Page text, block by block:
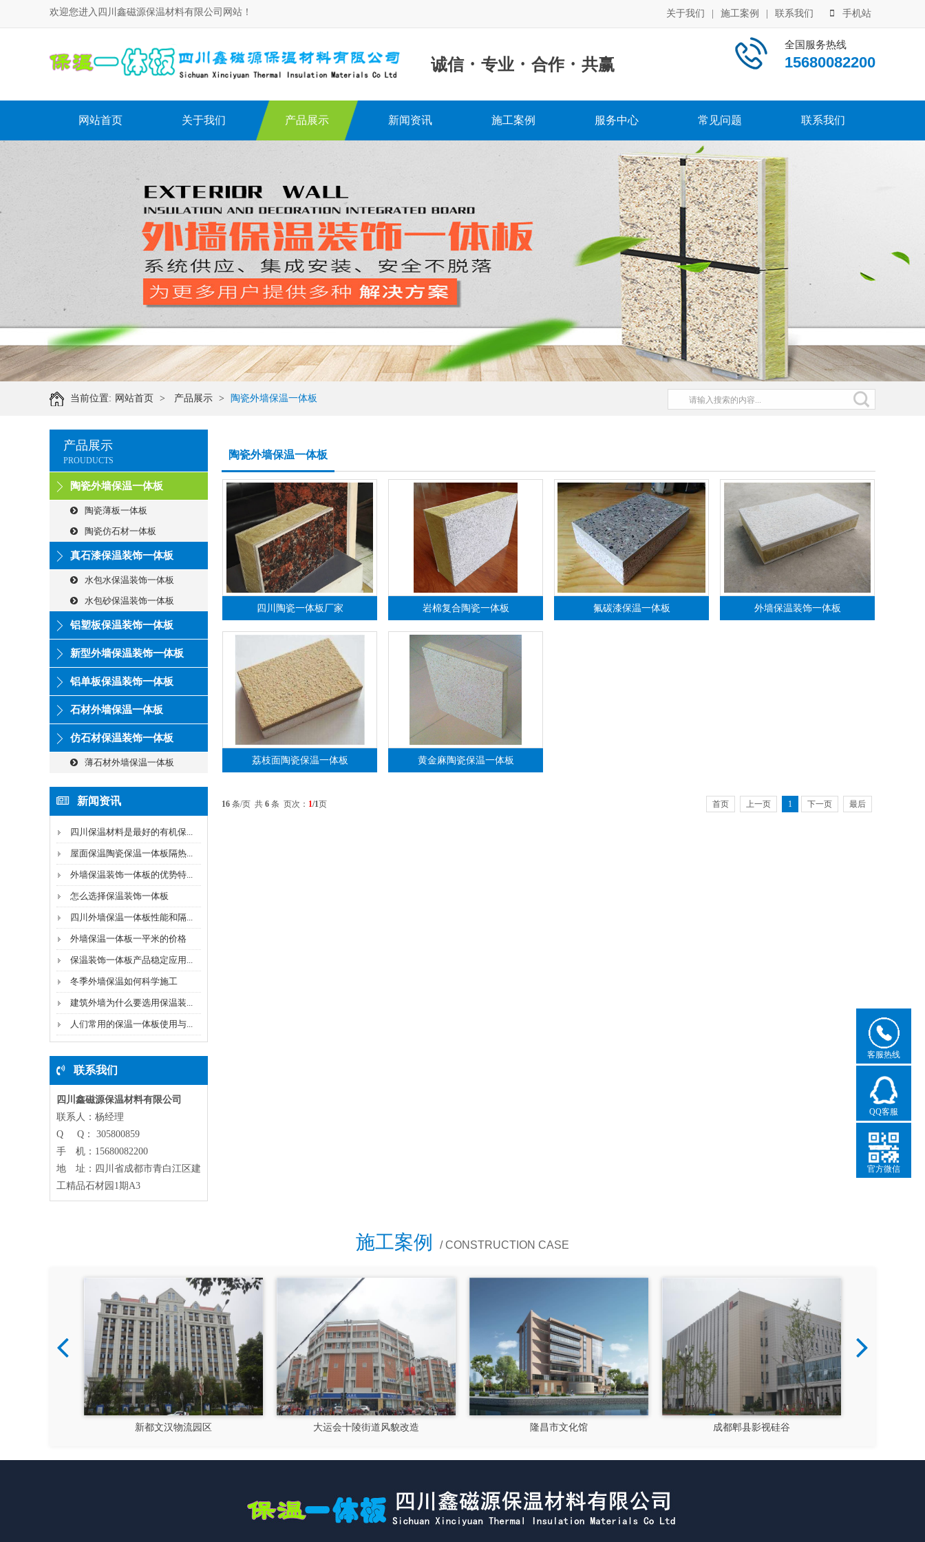
欢迎您进入四川鑫磁源保温材料有限公司网站！ 关于我们 施工案例 联系我们 手机站
诚信 · 专业 · 合作 · 共赢
全国服务热线
15680082200
网站首页 关于我们 产品展示 新闻资讯 施工案例 服务中心 常见问题 联系我们
当前位置: 网站首页 > 产品展示 > 陶瓷外墙保温一体板
产品展示
PROUDUCTS
陶瓷外墙保温一体板
陶瓷薄板一体板
陶瓷仿石材一体板
真石漆保温装饰一体板
水包水保温装饰一体板
水包砂保温装饰一体板
铝塑板保温装饰一体板
新型外墙保温装饰一体板
铝单板保温装饰一体板
石材外墙保温一体板
仿石材保温装饰一体板
薄石材外墙保温一体板
新闻资讯
四川保温材料是最好的有机保...
屋面保温陶瓷保温一体板隔热...
外墙保温装饰一体板的优势特...
怎么选择保温装饰一体板
四川外墙保温一体板性能和隔...
外墙保温一体板一平米的价格
保温装饰一体板产品稳定应用...
冬季外墙保温如何科学施工
建筑外墙为什么要选用保温装...
人们常用的保温一体板使用与...
联系我们
四川鑫磁源保温材料有限公司
联系人：杨经理
Q Q： 305800859
手 机：15680082200
地 址：四川省成都市青白江区建
工精品石材园1期A3
陶瓷外墙保温一体板
四川陶瓷一体板厂家 岩棉复合陶瓷一体板 氟碳漆保温一体板 外墙保温装饰一体板
荔枝面陶瓷保温一体板 黄金麻陶瓷保温一体板
16 条/页 共 6 条 页次： 1/1页 首页 上一页 1 下一页 最后
施工案例 / CONSTRUCTION CASE
新都文汉物流园区 大运会十陵街道风貌改造 隆昌市文化馆 成都郫县影视硅谷
客服热线
QQ客服
官方微信